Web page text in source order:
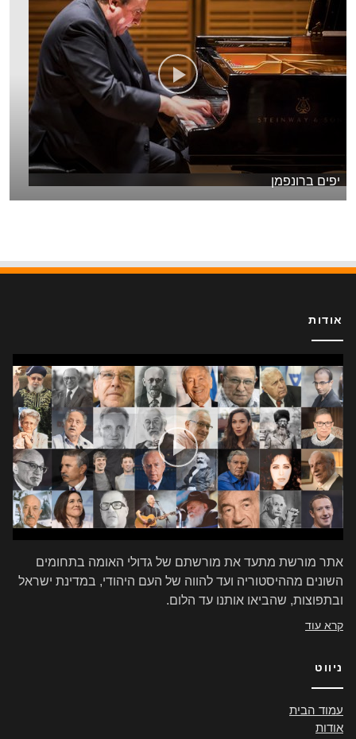
יפים ברונפמן
אודות
אתר מורשת מתעד את מורשתם של גדולי האומה בתחומים
השונים מההיסטוריה ועד להווה של העם היהודי, במדינת ישראל
ובתפוצות, שהביאו אותנו עד הלום.
קרא עוד
ניווט
עמוד הבית
אודות